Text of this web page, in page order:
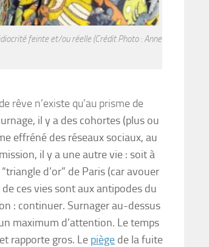
feinte et/ou réelle (Crédit Photo : Anne
rêve n’existe qu’au prisme de
il y a des cohortes (plus ou
effréné des réseaux sociaux, au
il y a une autre vie : soit à
d’or” de Paris (car avouer
ces vies sont aux antipodes du
: continuer. Surnager au-dessus
maximum d’attention. Le temps
rapporte gros. Le piège de la fuite